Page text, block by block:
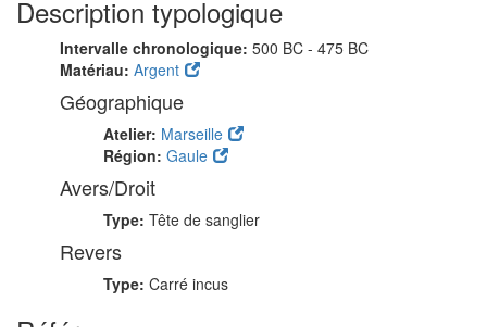
Description typologique
Intervalle chronologique: 500 BC - 475 BC
Matériau: Argent
Géographique
Atelier: Marseille
Région: Gaule
Avers/Droit
Type: Tête de sanglier
Revers
Type: Carré incus